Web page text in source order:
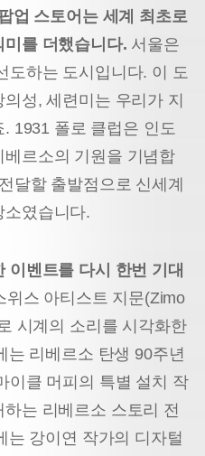
업 스토어는 세계 최초로
를 더했습니다. 서울은
도하는 도시입니다. 이 도
성, 세련미는 우리가 지
1931 폴로 클럽은 인도
르소의 기원을 기념합
달할 출발점으로 신세계
소였습니다.
이벤트를 다시 한번 기대
위스 아티스트 지문(Zimo
시계의 소리를 시각화한
는 리베르소 탄생 90주년
이클 머피의 특별 설치 작
는 리베르소 스토리 전
는 강이연 작가의 디자털